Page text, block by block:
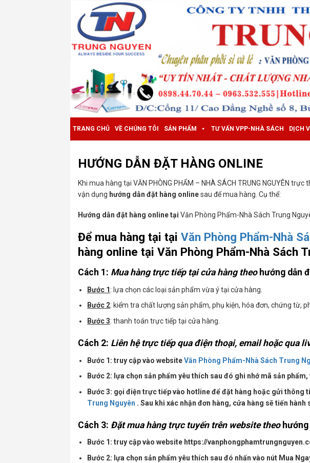
content
TRANG CHỦ VỀ CHÚNG TÔI SẢN PHẨM TƯ VẤN VPP-NHÀ SÁCH DỊCH
HƯỚNG DẪN ĐẶT HÀNG ONLINE
Khi mua hàng tại VĂN PHÒNG PHẨM – NHÀ SÁCH TRUNG NGUYÊN trực
vận dụng hướng dẫn đặt hàng onlinesau để mua hàng. Cụ thể:
Hướng dẫn đặt hàng online tại Văn Phòng Phẩm-Nhà Sách Trung
Để mua hàng tại tại Văn Phòng Phẩm-Nhà
hàng online tại Văn Phòng Phẩm-Nhà Sách
Cách 1: Mua hàng trực tiếp tại cửa hàng theo hướng dẫn
Bước 1 : lựa chọn các loại sản phẩm vừa ý tại cửa hàng.
Bước 2: kiểm tra chất lượng sản phẩm, phụ kiện, hóa đơn, chứng từ,
Bước 3: thanh toán trực tiếp tại cửa hàng.
Cách 2: Liên hệ trực tiếp qua điện thoại, email hoặc qua
Bước 1: truy cập vào websiteVăn Phòng Phẩm-Nhà Sách Trung
Bước 2: lựa chọn sản phẩm yêu thích sau đó ghi nhớ mã sản
Bước 3: gọi điện trực tiếp vào hotline để đặt hàng hoặc gửi
Trung Nguyên . Sau khi xác nhận đơn hàng, cửa hàng sẽ tiến
Cách 3: Đặt mua hàng trực tuyến trên website theo
Bước 1: truy cập vào website https://
Bước 2: lựa chọn sản phẩm yêu thích sau đó nhấn vào nút Mua